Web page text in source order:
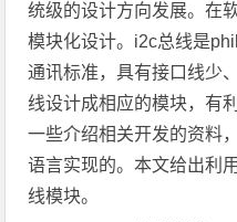
统级的设计方向发展。在
模块化设计。i2c总线是
通讯标准，具有接口线少
线设计成相应的模块，有
一些介绍相关开发的资料
语言实现的。本文给出利
线模块。